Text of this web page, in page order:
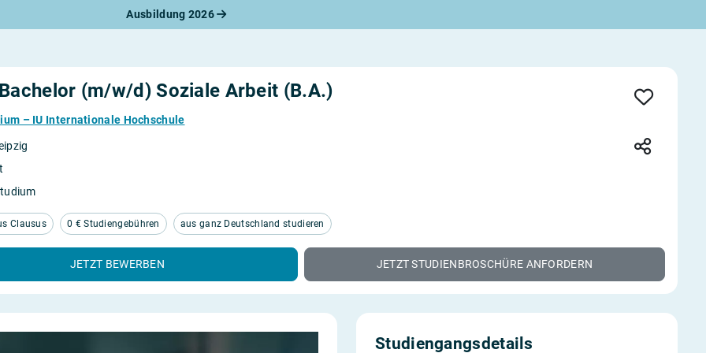
Ausbildung 2026
Bewerbung
Check
(m/w/d) Soziale Arbeit (B.A.)
– IU Internationale Hochschule
Clausus 0 € Studiengebühren aus ganz Deutschland studieren
JETZT BEWERBEN JETZT STUDIENBROSCHÜRE ANFORDERN
Studiengangsdetails